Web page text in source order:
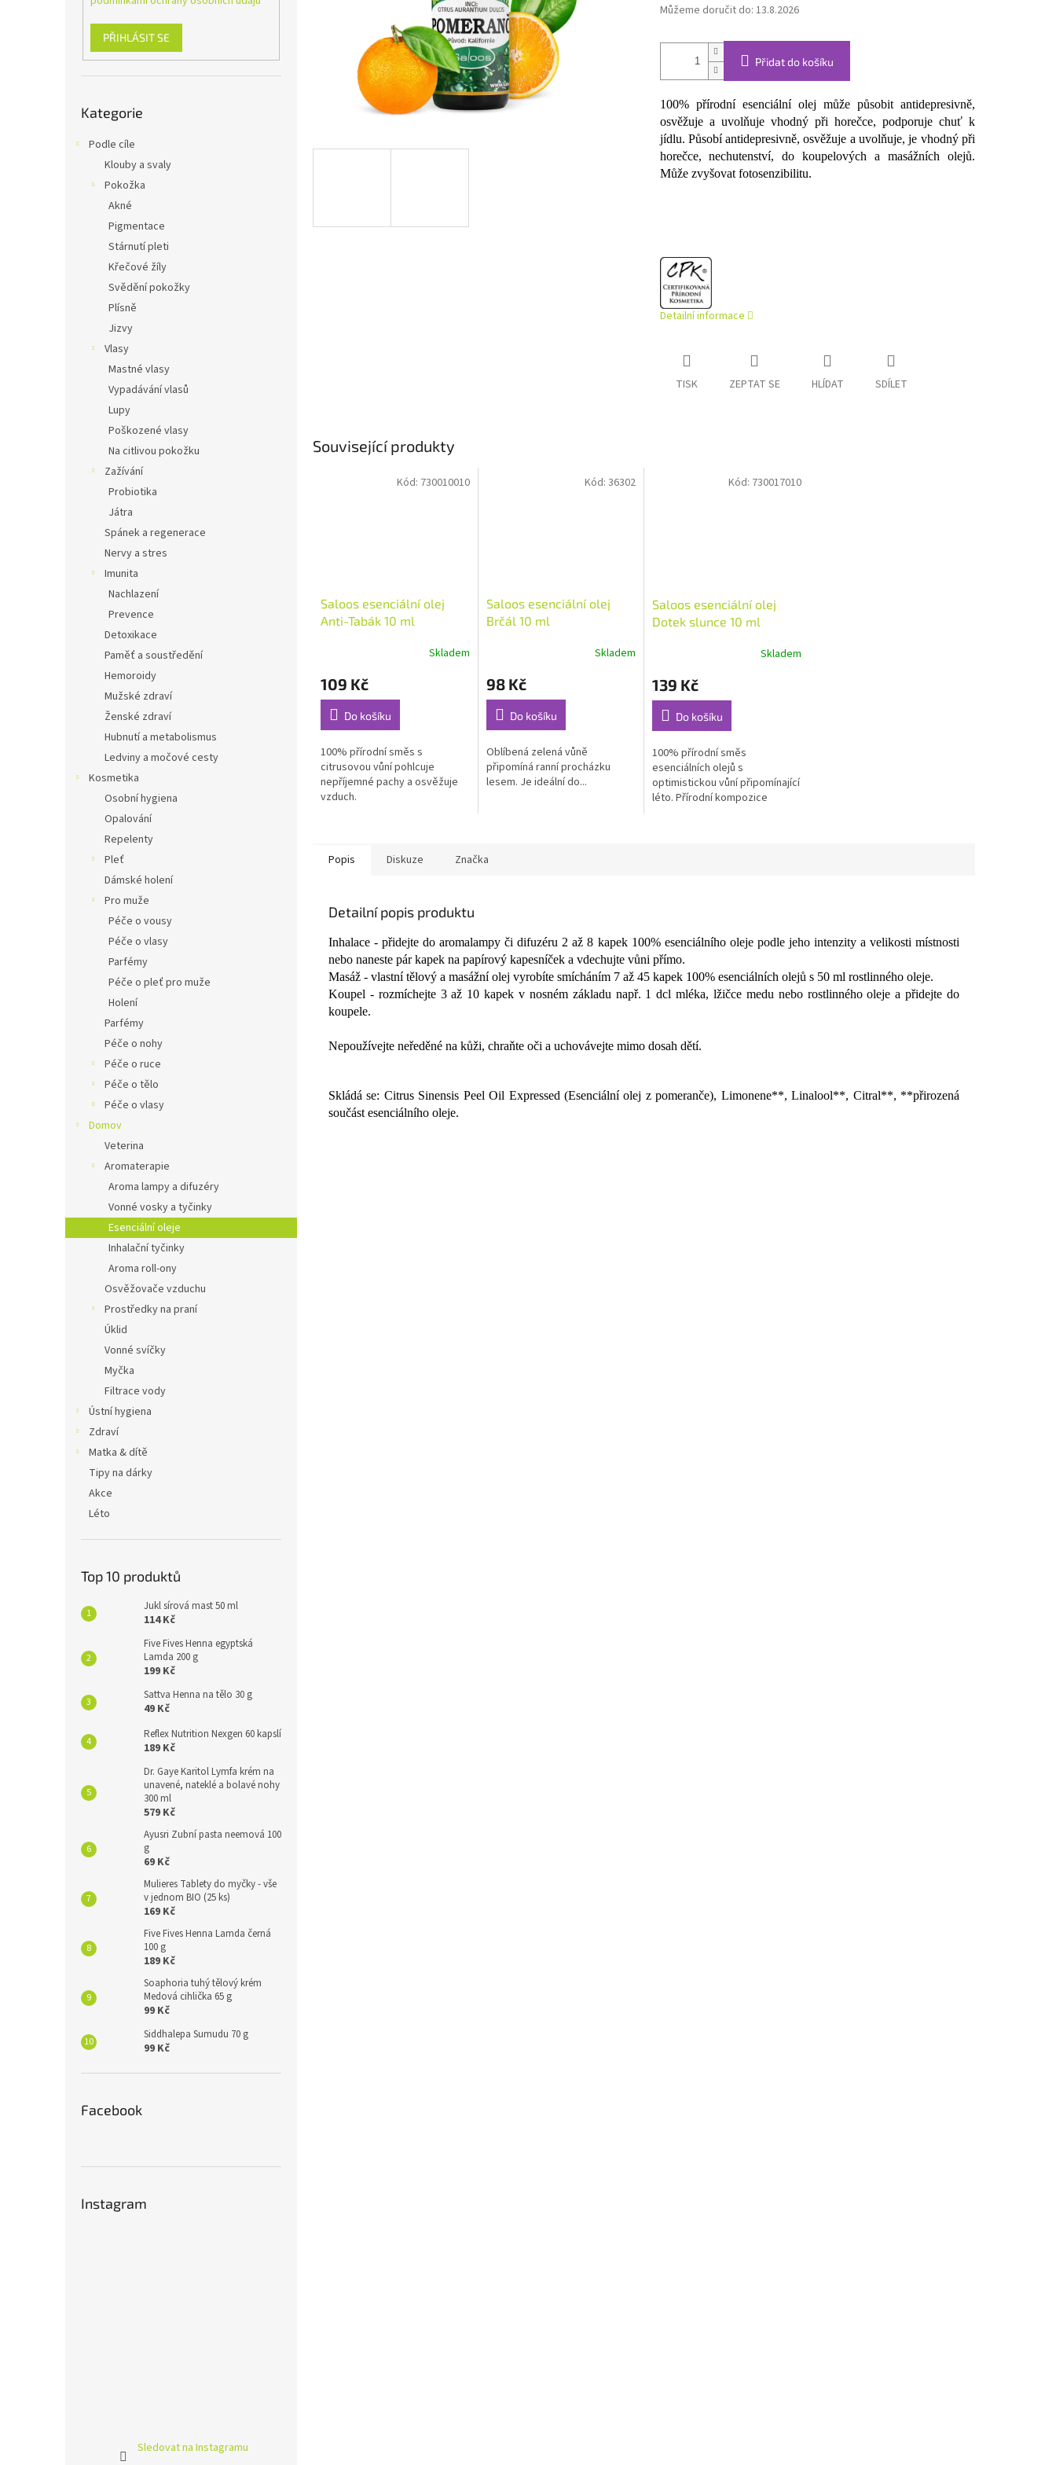
PŘIHLÁSIT SE
kategorie
Kategorie
Podle cíle
Klouby a svaly
Pokožka
Akné
Pigmentace
Stárnutí pleti
Křečové žíly
Svědění pokožky
Plísně
Jizvy
Vlasy
Mastné vlasy
Vypadávání vlasů
Lupy
Poškozené vlasy
Na citlivou pokožku
Zažívání
Probiotika
Játra
Spánek a regenerace
Nervy a stres
Imunita
Nachlazení
Prevence
Detoxikace
Paměť a soustředění
Hemoroidy
Mužské zdraví
Ženské zdraví
Hubnutí a metabolismus
Ledviny a močové cesty
Kosmetika
Osobní hygiena
Opalování
Repelenty
Pleť
Dámské holení
Pro muže
Péče o vousy
Péče o vlasy
Parfémy
Péče o pleť pro muže
Holení
Parfémy
Péče o nohy
Péče o ruce
Péče o tělo
Péče o vlasy
Domov
Veterina
Aromaterapie
Aroma lampy a difuzéry
Vonné vosky a tyčinky
Esenciální oleje
Inhalační tyčinky
Aroma roll-ony
Osvěžovače vzduchu
Prostředky na praní
Úklid
Vonné svíčky
Myčka
Filtrace vody
Ústní hygiena
Zdraví
Matka & dítě
Tipy na dárky
Akce
Léto
Top 10 produktů
Jukl sírová mast 50 ml
114 Kč
Five Fives Henna egyptská
Lamda 200 g
199 Kč
Sattva Henna na tělo 30 g
49 Kč
Reflex Nutrition Nexgen 60 kapslí
189 Kč
Dr. Gaye Karitol Lymfa krém na
unavené, nateklé a bolavé nohy
300 ml
579 Kč
Ayusri Zubní pasta neemová 100
g
69 Kč
Mulieres Tablety do myčky - vše
v jednom BIO (25 ks)
169 Kč
Five Fives Henna Lamda černá
100 g
189 Kč
Soaphoria tuhý tělový krém
Medová cihlička 65 g
99 Kč
Siddhalepa Sumudu 70 g
99 Kč
Facebook
Instagram
Sledovat na Instagramu
Můžeme doručit do: 13.8.2026
Přidat do košíku
100% přírodní esenciální olej může působit antidepresivně,
osvěžuje a uvolňuje vhodný při horečce, podporuje chuť k
jídlu. Působí antidepresivně, osvěžuje a uvolňuje, je vhodný při
horečce, nechutenství, do koupelových a masážních olejů.
Může zvyšovat fotosenzibilitu.
Detailní informace
TISK ZEPTAT SE HLÍDAT SDÍLET
Související produkty
Saloos esenciální olej
Anti-Tabák 10 ml
produktu
je
5,0
z
5
hvězdiček.
Skladem
109 Kč
Do košíku
100% přírodní směs s
citrusovou vůní pohlcuje
nepříjemné pachy a osvěžuje
vzduch.
Kód: 730010010
Saloos esenciální olej
Brčál 10 ml
produktu
je
5,0
z
5
hvězdiček.
Skladem
98 Kč
Do košíku
Oblíbená zelená vůně
připomíná ranní procházku
lesem. Je ideální do...
Kód: 36302
Saloos esenciální olej
Dotek slunce 10 ml
produktu
je
4,5
z
5
hvězdiček.
Skladem
139 Kč
Do košíku
100% přírodní směs
esenciálních olejů s
optimistickou vůní připomínající
léto. Přírodní kompozice
Kód: 730017010
Popis Diskuze Značka
Detailní popis produktu
Inhalace - přidejte do aromalampy či difuzéru 2 až 8 kapek 100% esenciálního oleje podle jeho intenzity a velikosti místnosti
nebo naneste pár kapek na papírový kapesníček a vdechujte vůni přímo.
Masáž - vlastní tělový a masážní olej vyrobíte smícháním 7 až 45 kapek 100% esenciálních olejů s 50 ml rostlinného oleje.
Koupel - rozmíchejte 3 až 10 kapek v nosném základu např. 1 dcl mléka, lžičce medu nebo rostlinného oleje a přidejte do
koupele.
Nepoužívejte neředěné na kůži, chraňte oči a uchovávejte mimo dosah dětí.
Skládá se: Citrus Sinensis Peel Oil Expressed (Esenciální olej z pomeranče), Limonene**, Linalool**, Citral**, **přirozená
součást esenciálního oleje.